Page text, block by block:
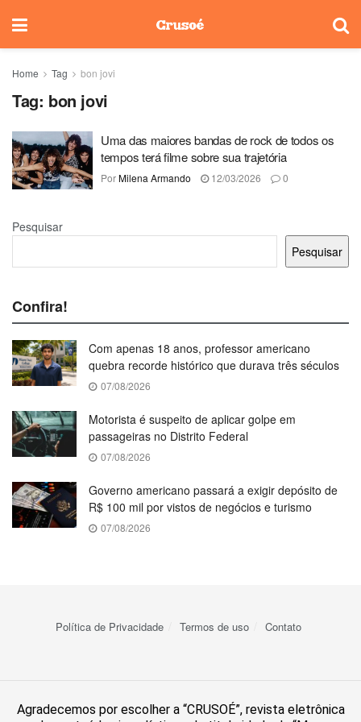
Home Tag bon jovi
Tag: bon jovi
Uma das maiores bandas de rock de todos os
tempos terá filme sobre sua trajetória
PorMilena Armando 12/03/2026 0
Pesquisar
Pesquisar
Confira!
Com apenas 18 anos, professor americano
quebra recorde histórico que durava três séculos
07/08/2026
Motorista é suspeito de aplicar golpe em
passageiras no Distrito Federal
07/08/2026
Governo americano passará a exigir depósito de
R$ 100 mil por vistos de negócios e turismo
07/08/2026
Política de Privacidade Termos de uso Contato
Agradecemos por escolher a “CRUSOÉ”, revista eletrônica